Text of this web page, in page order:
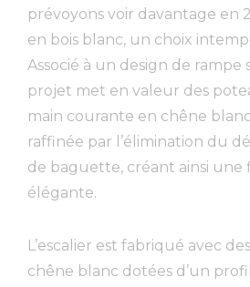
prévoyons voir davantage en
en bois blanc, un choix
Associé à un design de rampe
projet met en valeur des
main courante en chêne
raffinée par l’élimination du
de baguette, créant ainsi
élégante.
L’escalier est fabriqué avec
chêne blanc dotées d’un